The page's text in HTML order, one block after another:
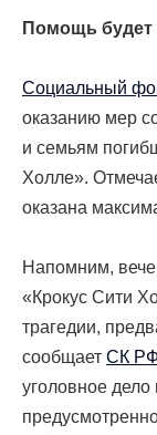
Помощь будет
Социальный
оказанию мер
и семьям
Холле».
оказана
Напомним,
«Крокус Сити
трагедии,
сообщает СК
уголовное дело